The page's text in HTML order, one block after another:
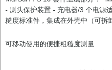
- 测头保护装置 - 充电器/3 个电源
糙度标准件，集成在外壳中（可拆
可移动使用的便捷粗糙度测量